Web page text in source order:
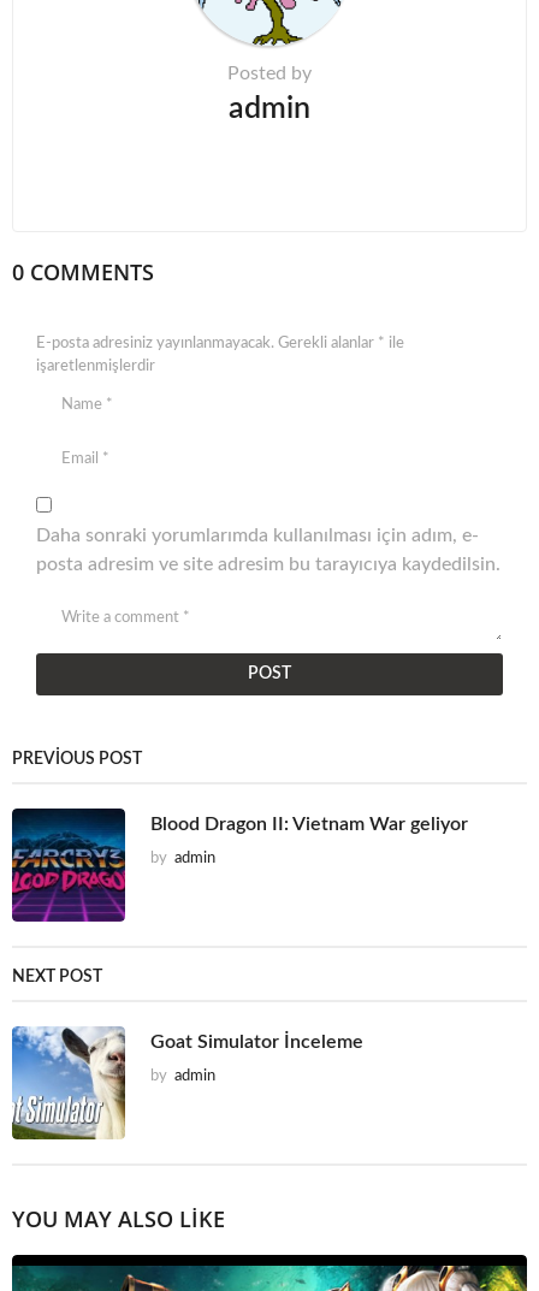
Posted by
admin
0 COMMENTS
E-posta adresiniz yayınlanmayacak. Gerekli alanlar * ile
işaretlenmişlerdir
Daha sonraki yorumlarımda kullanılması için adım, e-
posta adresim ve site adresim bu tarayıcıya kaydedilsin.
PREVIOUS POST
Blood Dragon II: Vietnam War geliyor
by admin
NEXT POST
Goat Simulator İnceleme
by admin
YOU MAY ALSO LIKE